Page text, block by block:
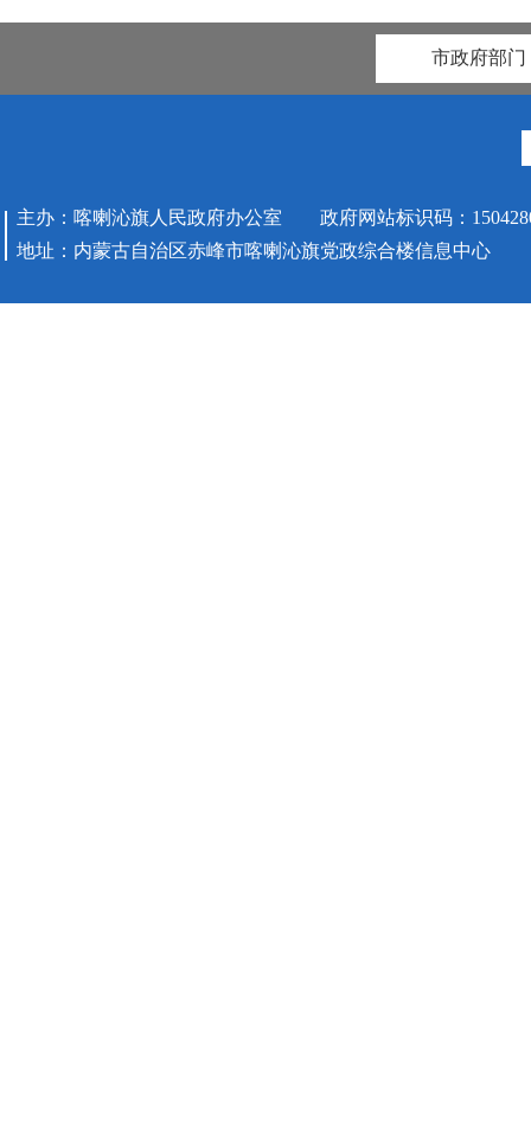
市政府部门
主办：喀喇沁旗人民政府办公室 政府网站标识码：
地址：内蒙古自治区赤峰市喀喇沁旗党政综合楼信息中心